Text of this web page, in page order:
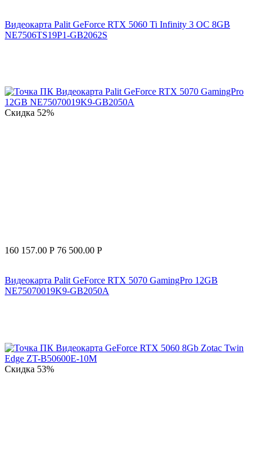
Видеокарта Palit GeForce RTX 5060 Ti Infinity 3 OC 8GB
NE7506TS19P1-GB2062S
Скидка 52%
160 157.00 Р 76 500.00 Р
Видеокарта Palit GeForce RTX 5070 GamingPro 12GB
NE75070019K9-GB2050A
Скидка 53%